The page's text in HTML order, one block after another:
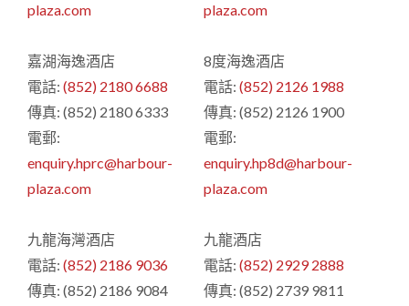
plaza.com
plaza.com
嘉湖海逸酒店
8度海逸酒店
電話: (852) 2180 6688 電話: (852) 2126 1988
傳真: (852) 2180 6333
傳真: (852) 2126 1900
電郵:
enquiry.hprc@harbour-
plaza.com
電郵:
enquiry.hp8d@harbour-
plaza.com
九龍海灣酒店
九龍酒店
電話: (852) 2186 9036 電話: (852) 2929 2888
傳真: (852) 2186 9084
傳真: (852) 2739 9811